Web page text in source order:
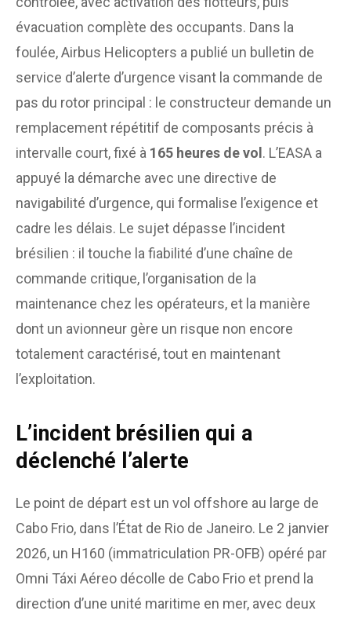
évacuation complète des occupants. Dans la
foulée, Airbus Helicopters a publié un bulletin de
service d’alerte d’urgence visant la commande de
pas du rotor principal : le constructeur demande un
remplacement répétitif de composants précis à
intervalle court, fixé à 165 heures de vol . L’EASA a
appuyé la démarche avec une directive de
navigabilité d’urgence, qui formalise l’exigence et
cadre les délais. Le sujet dépasse l’incident
brésilien : il touche la fiabilité d’une chaîne de
commande critique, l’organisation de la
maintenance chez les opérateurs, et la manière
dont un avionneur gère un risque non encore
totalement caractérisé, tout en maintenant
l’exploitation.
L’incident brésilien qui a
déclenché l’alerte
Le point de départ est un vol offshore au large de
Cabo Frio, dans l’État de Rio de Janeiro. Le 2 janvier
2026, un H160 (immatriculation PR-OFB) opéré par
Omni Táxi Aéreo décolle de Cabo Frio et prend la
direction d’une unité maritime en mer, avec deux